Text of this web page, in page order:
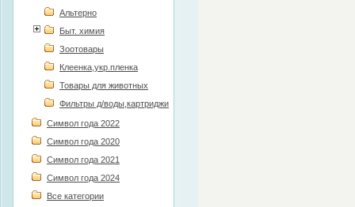
Альтерно
Быт. химия
Зоотовары
Клеенка,укр.пленка
Товары для животных
Фильтры д/воды,картриджи
Символ года 2022
Символ года 2020
Символ года 2021
Символ года 2024
Все категории
Политика конфиденциальности